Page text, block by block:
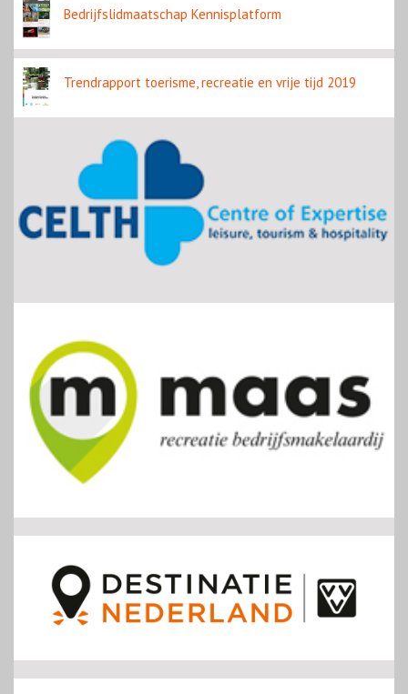
Bedrijfslidmaatschap Kennisplatform
Trendrapport toerisme, recreatie en vrije tijd 2019